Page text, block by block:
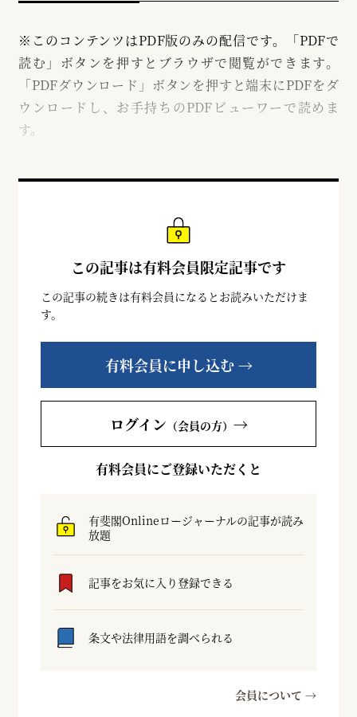
※このコンテンツはPDF版のみの配信です。「PDFで
読む」ボタンを押すとブラウザで閲覧ができます。
「PDFダウンロード」ボタンを押すと端末にPDFをダ
ウンロードし、お手持ちのPDFビューワーで読めま
す。
この記事は有料会員限定記事です
この記事の続きは有料会員になるとお読みいただけま
す。
有料会員に申し込む →
ログイン （会員の方） →
有料会員にご登録いただくと
有斐閣Onlineロージャーナルの記事が読み
放題
記事をお気に入り登録できる
条文や法律用語を調べられる
会員について →